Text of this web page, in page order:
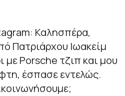
Καλησπέρα,
Πατριάρχου Ιωακείμ
με Porsche τζιπ και μου
έσπασε εντελώς.